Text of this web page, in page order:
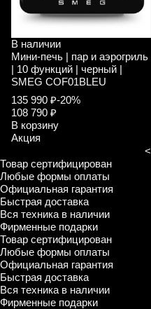
В наличии
Мини-печь | пар и аэрогриль
| 10 функций | черный |
SMEG COF01BLEU
135 990 ₽-20%
108 790 ₽
В корзину
Акция
<
Товар сертифицирован
Любые формы оплаты
Официальная гарантия
Быстрая доставка
Вся техника в наличии
Фирменные подарки
Товар сертифицирован
Любые формы оплаты
Официальная гарантия
Быстрая доставка
Вся техника в наличии
Фирменные подарки